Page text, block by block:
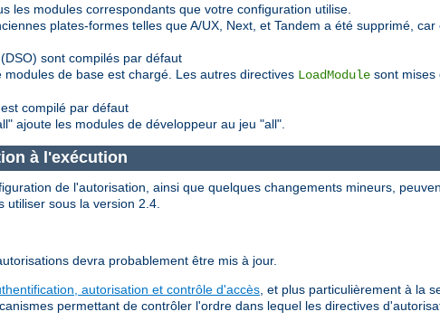
les modules correspondants que votre configuration utilise.
plates-formes telles que A/UX, Next, et Tandem a été supprimé,
sont compilés par défaut
de base est chargé. Les autres directives LoadModule sont mises
compilé par défaut
ajoute les modules de développeur au jeu "all".
à l'exécution
de l'autorisation, ainsi que quelques changements mineurs,
sous la version 2.4.
devra probablement être mis à jour.
autorisation et contrôle d'accès, et plus particulièrement à la
permettant de contrôler l'ordre dans lequel les directives